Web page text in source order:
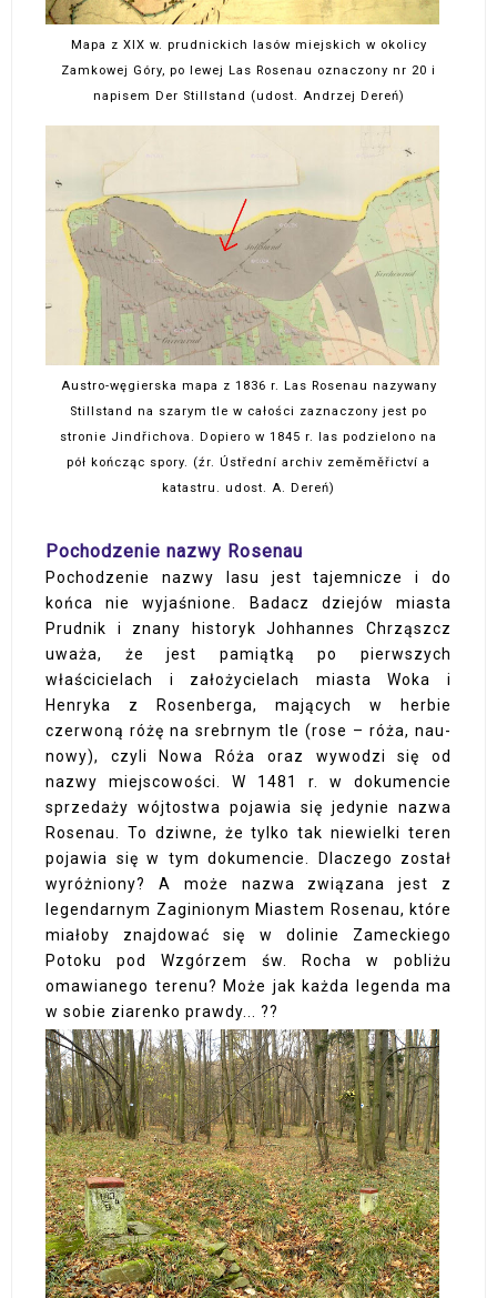
Mapa z XIX w. prudnickich lasów miejskich w okolicy
Zamkowej Góry, po lewej Las Rosenau oznaczony nr 20 i
napisem Der Stillstand (udost. Andrzej Dereń)
Austro-węgierska mapa z 1836 r. Las Rosenau nazywany
Stillstand na szarym tle w całości zaznaczony jest po
stronie Jindřichova. Dopiero w 1845 r. las podzielono na
pół kończąc spory. (źr. Ústřední archiv zeměměřictví a
katastru. udost. A. Dereń)
Pochodzenie nazwy Rosenau
Pochodzenie nazwy lasu jest tajemnicze i do
końca nie wyjaśnione. Badacz dziejów miasta
Prudnik i znany historyk Johhannes Chrząszcz
uważa, że jest pamiątką po pierwszych
właścicielach i założycielach miasta Woka i
Henryka z Rosenberga, mających w herbie
czerwoną różę na srebrnym tle (rose – róża, nau-
nowy), czyli Nowa Róża oraz wywodzi się od
nazwy miejscowości. W 1481 r. w dokumencie
sprzedaży wójtostwa pojawia się jedynie nazwa
Rosenau. To dziwne, że tylko tak niewielki teren
pojawia się w tym dokumencie. Dlaczego został
wyróżniony? A może nazwa związana jest z
legendarnym Zaginionym Miastem Rosenau, które
miałoby znajdować się w dolinie Zameckiego
Potoku pod Wzgórzem św. Rocha w pobliżu
omawianego terenu? Może jak każda legenda ma
w sobie ziarenko prawdy... ??